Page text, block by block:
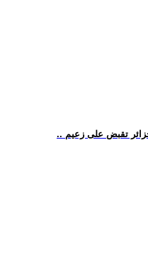
تقبض على زعيم